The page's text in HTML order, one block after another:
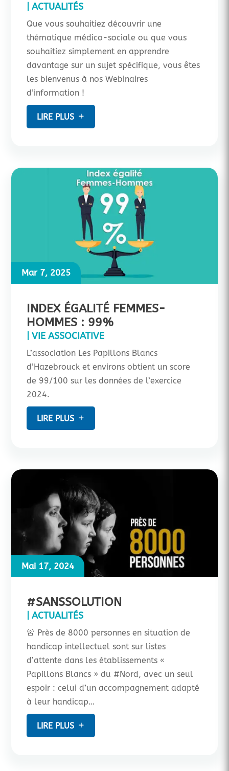
|ACTUALITÉS
Que vous souhaitiez découvrir une
thématique médico-sociale ou que vous
souhaitiez simplement en apprendre
davantage sur un sujet spécifique, vous êtes
les bienvenus à nos Webinaires
d’information !
LIRE PLUS
Mar 7, 2025
INDEX ÉGALITÉ FEMMES-
HOMMES : 99%
|VIE ASSOCIATIVE
L’association Les Papillons Blancs
d’Hazebrouck et environs obtient un score
de 99/100 sur les données de l’exercice
2024.
LIRE PLUS
Mai 17, 2024
#SANSSOLUTION
|ACTUALITÉS
🚨 Près de 8000 personnes en situation de
handicap intellectuel sont sur listes
d’attente dans les établissements «
Papillons Blancs » du #Nord, avec un seul
espoir : celui d’un accompagnement adapté
à leur handicap…
LIRE PLUS